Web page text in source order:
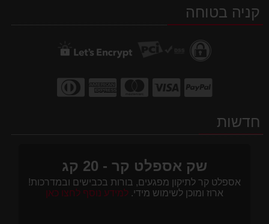
Waze
facebookקניה בטוחה
חדשות
שק אספלט קר - 20 קג
אספלט קר לתיקון מפגעים, בורות בכבישים ובמדרכות!
ארוז ומוכן לשימוש מידי. למידע נוסף לחצו כאן